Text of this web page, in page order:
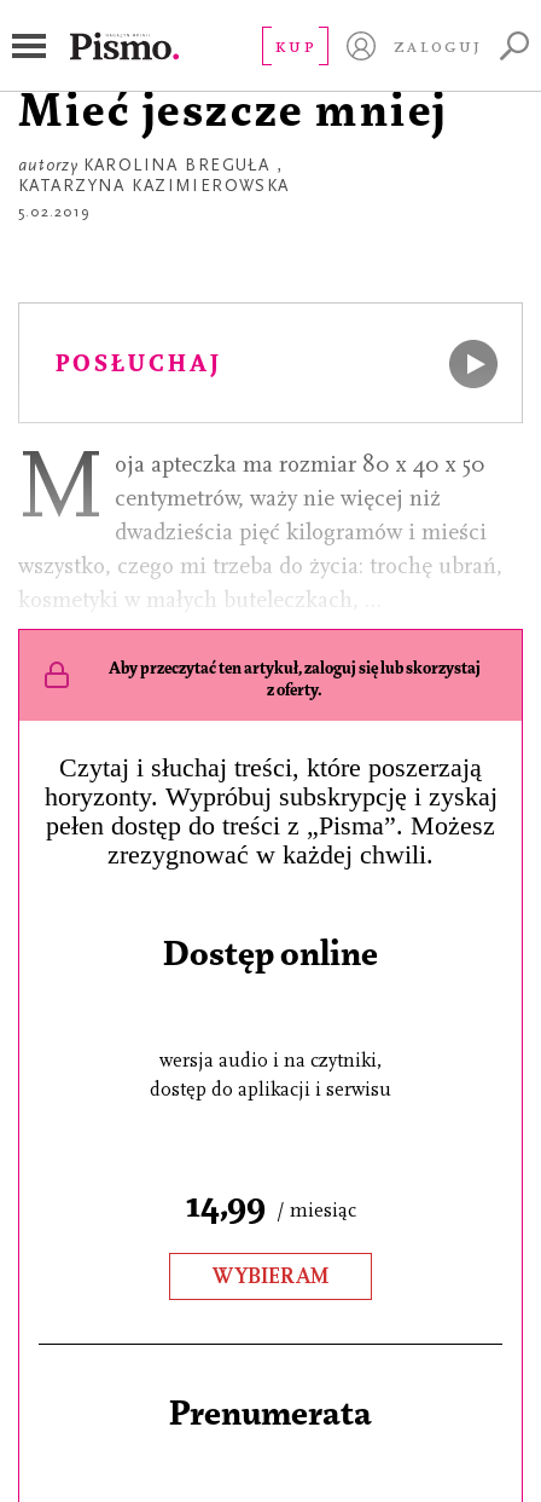
KUP ZALOGUJ
Karolina Breguła.
Mieć jeszcze mniej
autorzy KAROLINA BREGUŁA ,
KATARZYNA KAZIMIEROWSKA
5.02.2019
POSŁUCHAJ
M
oja apteczka ma rozmiar 80 x 40 x 50
centymetrów, waży nie więcej niż
dwadzieścia pięć kilogramów i mieści
wszystko, czego mi trzeba do życia: trochę ubrań,
kosmetyki w małych buteleczkach, …
Aby przeczytać ten artykuł, zaloguj się lub skorzystaj
z oferty.
Czytaj i słuchaj treści, które poszerzają
horyzonty. Wypróbuj subskrypcję i zyskaj
pełen dostęp do treści z „Pisma”. Możesz
zrezygnować w każdej chwili.
Dostęp online
wersja audio i na czytniki,
dostęp do aplikacji i serwisu
14,99 / miesiąc
WYBIERAM
Prenumerata